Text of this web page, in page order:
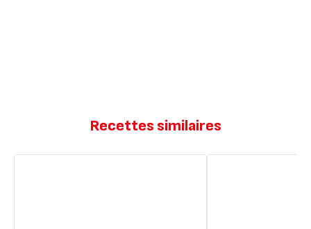
Recettes similaires